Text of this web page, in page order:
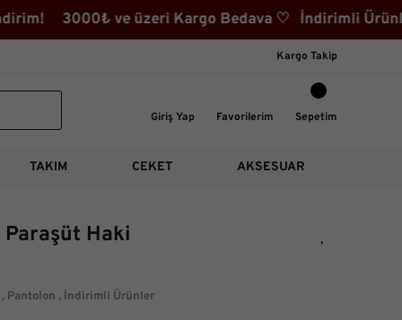
ve üzeri Kargo Bedava ♡ İndirimli
Kargo Takip
Giriş Yap Favorilerim Sepetim
TAKIM CEKET AKSESUAR
Paraşüt Haki
, Pantolon , İndirimli Ürünler